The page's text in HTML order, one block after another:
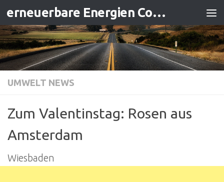
Zum Inhalt springen erneuerbare Energien Contracting
UMWELT NEWS
Zum Valentinstag: Rosen aus
Amsterdam
Wiesbaden